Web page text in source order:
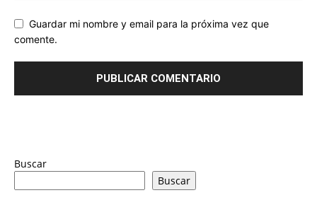
Guardar mi nombre y email para la próxima vez que
comente.
Buscar
Buscar